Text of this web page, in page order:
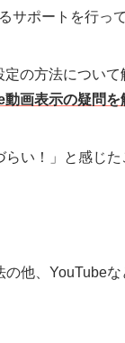
サポートを行っ
の方法につい
画表示の疑問を
い！」と感じた
他、YouTube